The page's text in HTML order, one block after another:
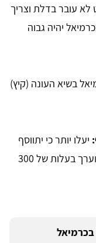
לא עובר בדלת וצריך
יהיה גבוה
בשיא העונה (קיץ)
יעלו יותר כי יתווסף
להן התשלום עבור המנוף עצמו המוערך בעלות של 300
בכרמיאל